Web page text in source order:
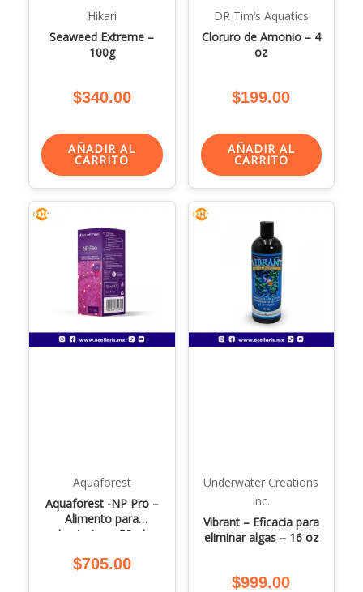
Hikari
Seaweed Extreme –
100g
$340.00
AÑADIR AL
CARRITO
DR Tim’s Aquatics
Cloruro de Amonio – 4
oz
$199.00
AÑADIR AL
CARRITO
Aquaforest
Aquaforest -NP Pro –
Alimento para
bacterias – 50ml
$705.00
Underwater Creations
Inc.
Vibrant – Eficacia para
eliminar algas – 16 oz
$999.00